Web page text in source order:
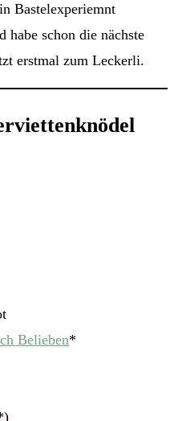
Bastelexperiemnt
schon die nächste
erstmal zum Leckerli.
Belieben*